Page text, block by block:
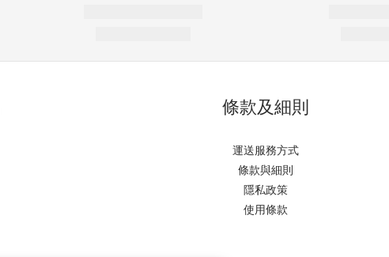
條款及細則
運送服務方式
條款與細則
隱私政策
使用條款